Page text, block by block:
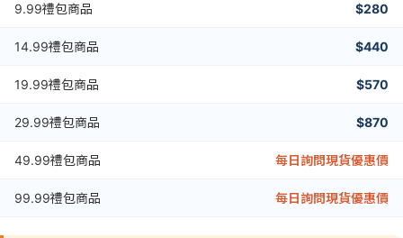
9.99禮包商品 $280
14.99禮包商品 $440
19.99禮包商品 $570
29.99禮包商品 $870
49.99禮包商品 每日詢問現貨優惠價
99.99禮包商品 每日詢問現貨優惠價